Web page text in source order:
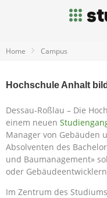
Home Campus
Hochschule Anhalt
Dessau-Roßlau – Die
einem neuen
Manager von Gebäuden
Absolventen des
und Baumanagement»
oder
Im Zentrum des